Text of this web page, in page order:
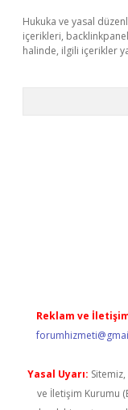
Hukuka ve yasal
içerikleri,
halinde, ilgili içerikler
Reklam ve
Yasal Uyarı:
ve İletişim Kurumu